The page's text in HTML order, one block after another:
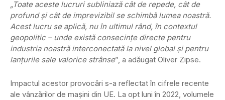
„Toate aceste lucruri subliniază cât de repede, cât de
profund și cât de imprevizibil se schimbă lumea noastră.
Acest lucru se aplică, nu în ultimul rând, în contextul
geopolitic – unde există consecințe directe pentru
industria noastră interconectată la nivel global și pentru
lanțurile sale valorice strânse”, a adăugat Oliver Zipse.
Impactul acestor provocări s-a reflectat în cifrele recente
ale vânzărilor de mașini din UE. La opt luni în 2022, volumele